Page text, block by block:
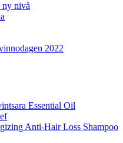
ny nivå
2022
Essential Oil
Anti-Hair Loss Shampoo